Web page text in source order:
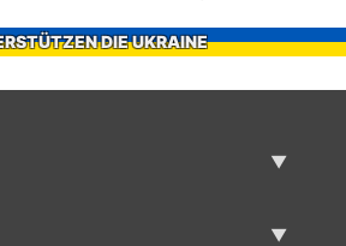
DIE UKRAINE